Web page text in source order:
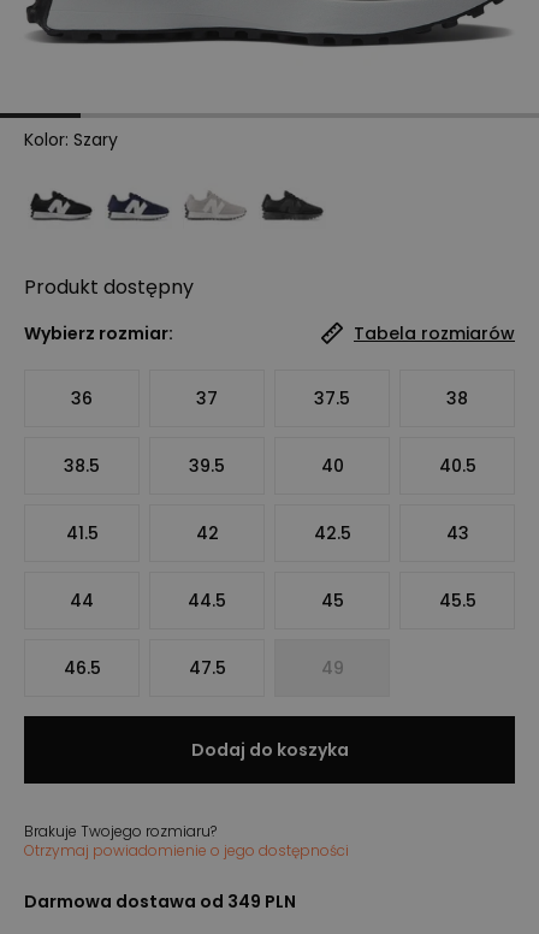
Kolor: Szary
Produkt dostępny
Wybierz rozmiar: Tabela rozmiarów
36 37 37.5 38
38.5 39.5 40 40.5
41.5 42 42.5 43
44 44.5 45 45.5
46.5 47.5 49
Dodaj do koszyka
Brakuje Twojego rozmiaru?
Otrzymaj powiadomienie o jego dostępności
Darmowa dostawa od 349 PLN